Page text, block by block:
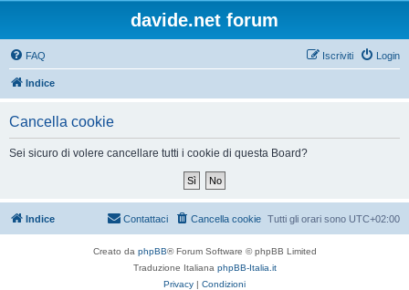
davide.net forum
FAQ Login
Iscriviti
Indice
Cancella cookie
Sei sicuro di volere cancellare tutti i cookie di questa Board?
Indice Tutti gli orari sono UTC+02:00
Cancella cookie
Contattaci
Creato da phpBB® Forum Software © phpBB Limited
Traduzione Italiana phpBB-Italia.it
Privacy | Condizioni